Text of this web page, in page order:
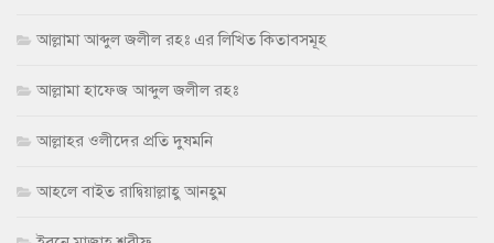
আল্লামা আব্দুল জলীল রহঃ এর লিখিত কিতাবসমূহ
আল্লামা হাফেজ আব্দুল জলীল রহঃ
আল্লাহর ওলীদের প্রতি দুষমনি
আহলে বাইত রাদ্বিয়াল্লাহু আনহুম